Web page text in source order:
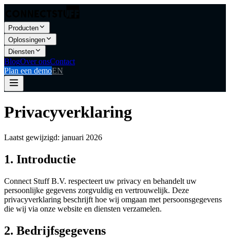
Producten
Oplossingen
Diensten
BlogOver onsContact
Plan een demoEN
Privacyverklaring
Laatst gewijzigd: januari 2026
1. Introductie
Connect Stuff B.V. respecteert uw privacy en behandelt uw
persoonlijke gegevens zorgvuldig en vertrouwelijk. Deze
privacyverklaring beschrijft hoe wij omgaan met persoonsgegevens
die wij via onze website en diensten verzamelen.
2. Bedrijfsgegevens